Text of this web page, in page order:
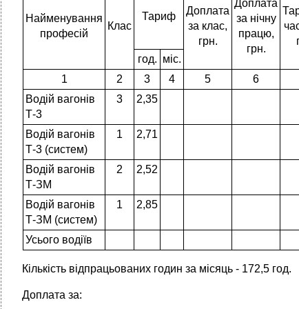
Найменування
професій
Клас
Тариф
Доплата
за клас,
грн.
Доплата
за нічну
працю,
грн.
год. міс.
1
2 3 4 5 6
Водій вагонів
Т-3
3 2,35
Водій вагонів
Т-3 (систем)
1 2,71
Водій вагонів
Т-ЗМ
2 2,52
Водій вагонів
Т-ЗМ (систем)
1 2,85
Усього водіїв
Кількість відпрацьованих годин за місяць - 172,5 год.
Доплата за: